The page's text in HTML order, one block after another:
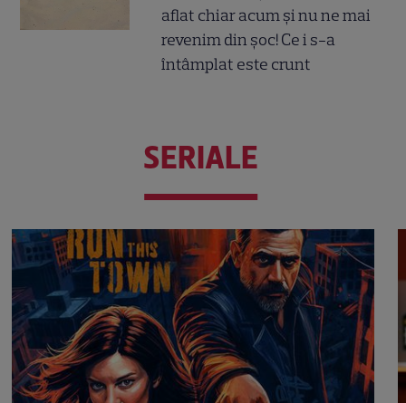
aflat chiar acum și nu ne mai
revenim din șoc! Ce i s-a
întâmplat este crunt
SERIALE